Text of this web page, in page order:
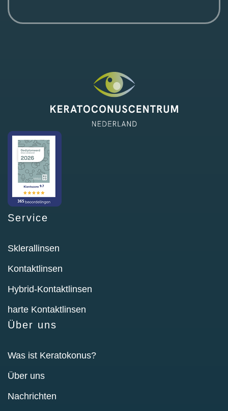
Service
Sklerallinsen
Kontaktlinsen
Hybrid-Kontaktlinsen
harte Kontaktlinsen
Über uns
Was ist Keratokonus?
Über uns
Nachrichten